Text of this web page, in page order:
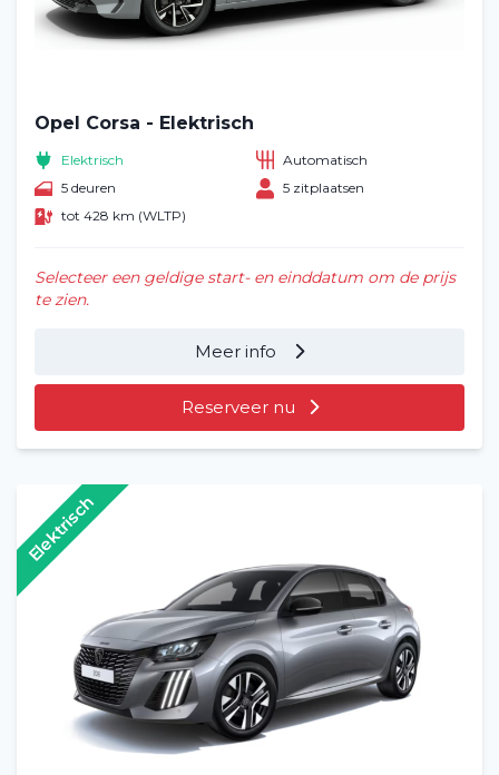
Home
Voertuig huren
Lange termijn
Over ons
Opel Corsa - Elektrisch
Elektrisch
Automatisch
5 deuren
5 zitplaatsen
tot 428 km (WLTP)
Selecteer een geldige start- en einddatum om de prijs
te zien.
Meer info
Reserveer nu
Elektrisch